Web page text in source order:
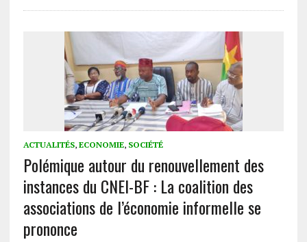
ACTUALITÉS, ECONOMIE, SOCIÉTÉ
Polémique autour du renouvellement des
instances du CNEI-BF : La coalition des
associations de l’économie informelle se
prononce